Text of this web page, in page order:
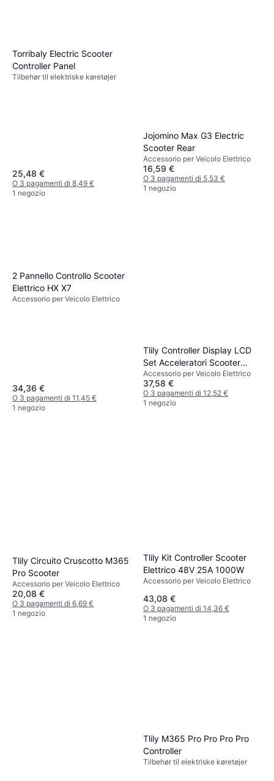
Torribaly Electric Scooter
Controller Panel
Tilbehør til elektriske køretøjer
25,48 €
O 3 pagamenti di 8,49 €
1 negozio
Jojomino Max G3 Electric
Scooter Rear
Accessorio per Veicolo Elettrico
16,59 €
O 3 pagamenti di 5,53 €
1 negozio
2 Pannello Controllo Scooter
Elettrico HX X7
Accessorio per Veicolo Elettrico
34,36 €
O 3 pagamenti di 11,45 €
1 negozio
Tlily Controller Display LCD
Set Acceleratori Scooter
Elettrico
Accessorio per Veicolo Elettrico
37,58 €
O 3 pagamenti di 12,52 €
1 negozio
Tlily Circuito Cruscotto M365
Pro Scooter
Accessorio per Veicolo Elettrico
20,08 €
O 3 pagamenti di 6,69 €
1 negozio
Tlily Kit Controller Scooter
Elettrico 48V 25A 1000W
Accessorio per Veicolo Elettrico
43,08 €
O 3 pagamenti di 14,36 €
1 negozio
Tlily M365 Pro Pro Pro Pro
Controller
Tilbehør til elektriske køretøjer